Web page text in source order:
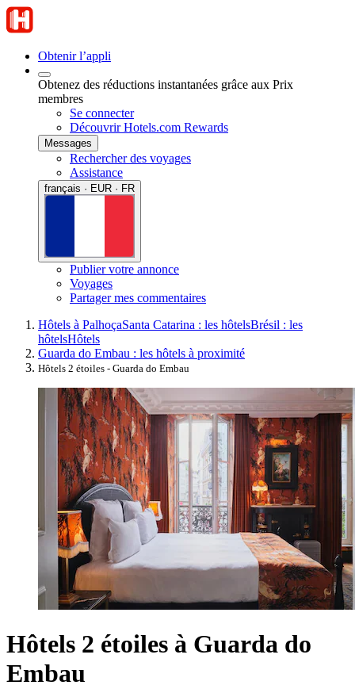
Obtenir l’appli
Obtenez des réductions instantanées grâce aux Prix
membres
Se connecter
Découvrir Hotels.com Rewards
Messages
Rechercher des voyages
Assistance
français · EUR · FR
Publier votre annonce
Voyages
Partager mes commentaires
Hôtels à PalhoçaSanta Catarina : les hôtelsBrésil : les
hôtelsHôtels
Guarda do Embau : les hôtels à proximité
Hôtels 2 étoiles - Guarda do Embau
Hôtels 2 étoiles à Guarda do
Embau